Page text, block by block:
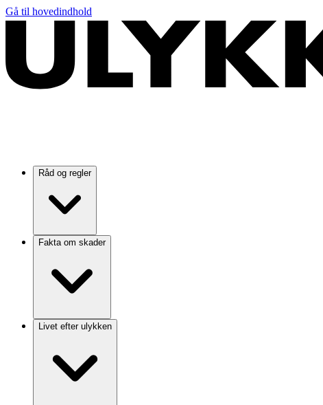
Gå til hovedindhold
Råd og regler
Fakta om skader
Livet efter ulykken